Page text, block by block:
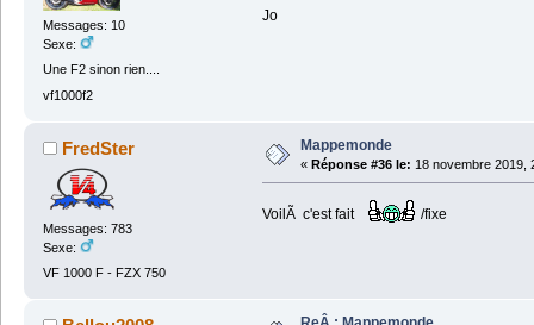
Messages: 10
Sexe:
Une F2 sinon rien....
vf1000f2
Jo
FredSter
Messages: 783
Sexe:
VF 1000 F - FZX 750
Mappemonde
« Réponse #36 le: 18 novembre 2019,
VoilÃ c'est fait /fixe